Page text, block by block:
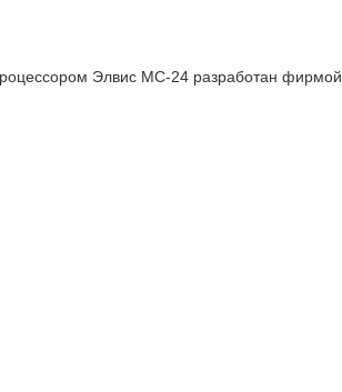
Элвис МС-24 разработан фирмой